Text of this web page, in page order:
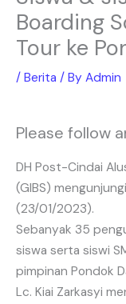
Boarding
Tour ke
/ Berita / By Admin
Please follow
DH Post-Cindai
(GIBS) mengunjungi
(23/01/2023).
Sebanyak 35
siswa serta siswi
pimpinan Pondok
Lc. Kiai Zarkasyi